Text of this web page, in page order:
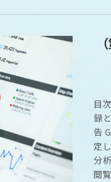
目
録
告
定
分
閲